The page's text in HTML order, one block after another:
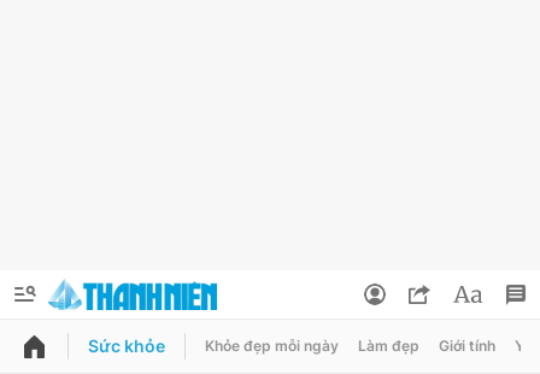
QUẢNG CÁO ĐẶT BÁO
Sức khỏe Khỏe đẹp mỗi ngày Làm đẹp Giới tính Y